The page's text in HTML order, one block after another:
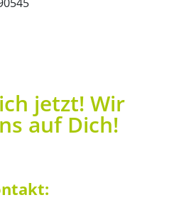
jetzt! Wir
auf Dich!